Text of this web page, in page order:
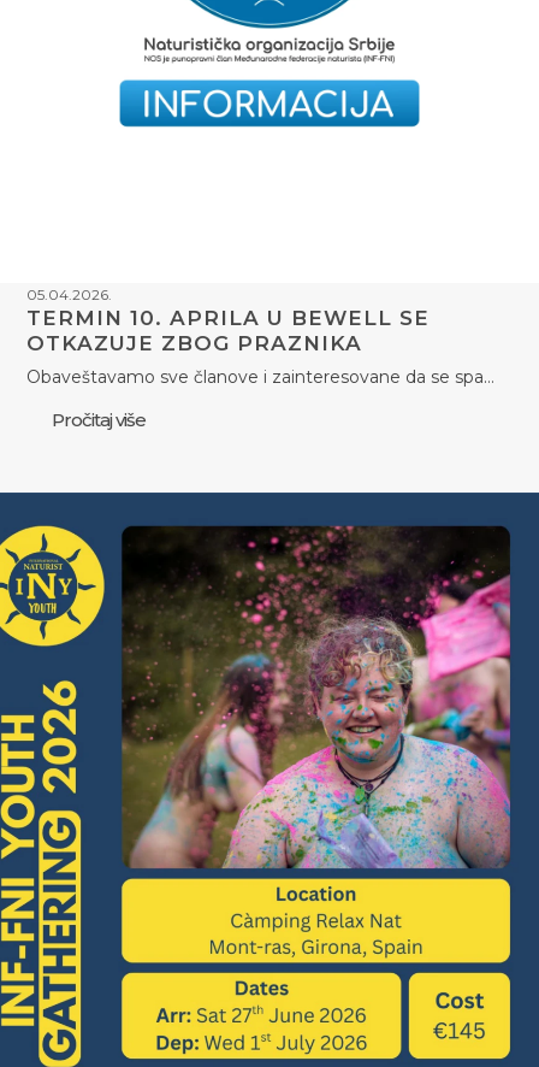
05.04.2026.
TERMIN 10. APRILA U BEWELL SE
OTKAZUJE ZBOG PRAZNIKA
Obaveštavamo sve članove i zainteresovane da se spa…
Pročitaj više